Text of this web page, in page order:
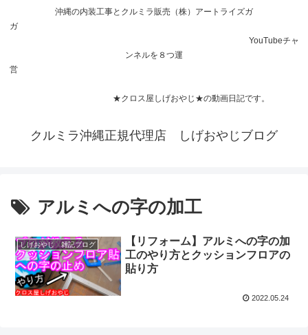
沖縄の内装工事とクルミラ販売（株）アートライズガ
ガ
YouTubeチャ
ンネルを８つ運
営
★クロス屋しげおやじ★の動画日記です。
クルミラ沖縄正規代理店 しげおやじブログ
アルミへの字の加工
しげおやじ 雑記ブログ
【リフォーム】アルミへの字の加
工のやり方とクッションフロアの
貼り方
2022.05.24